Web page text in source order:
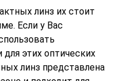
линз их стоит
Если у Вас
этих оптических
линз представлена